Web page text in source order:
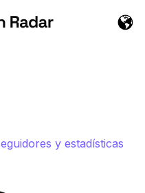
y estadísticas